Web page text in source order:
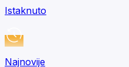
Istaknuto
Najnovije